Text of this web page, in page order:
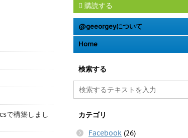
で構築しまし
購読する
@geeorgeyについて
Home
検索する
カテゴリ
Facebook (26)